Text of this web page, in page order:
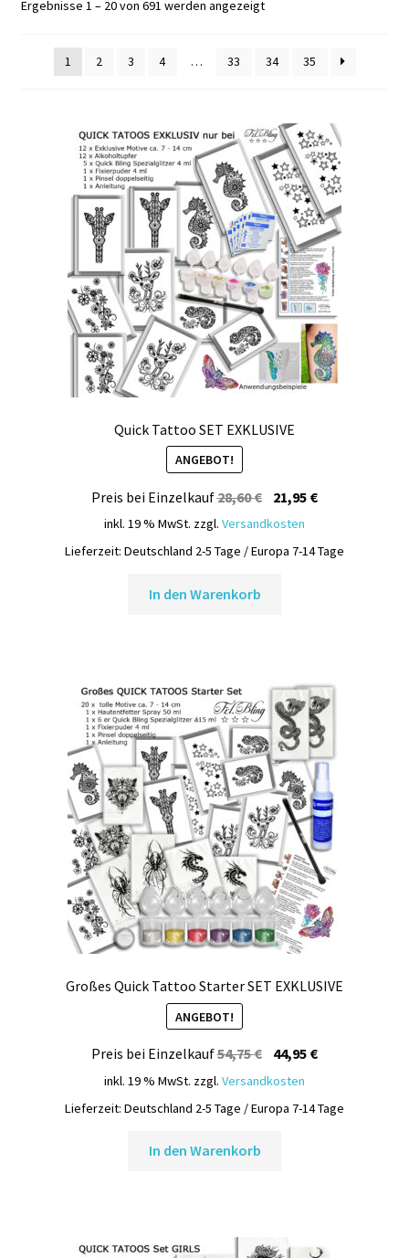
Ergebnisse 1 – 20 von 691 werden angezeigt
1 2 3 4 … 33 34 35
Quick Tattoo SET EXKLUSIVE
ANGEBOT!
Preis bei Einzelkauf28,60€ Ursprünglicher
Preis
28,60 €
21,95 €Aktueller
21,95 €.
inkl. 19 % MwSt. zzgl. Versandkosten
Lieferzeit: Deutschland 2-5 Tage / Europa 7-14 Tage
In den Warenkorb
Großes Quick Tattoo Starter SET EXKLUSIVE
ANGEBOT!
Preis bei Einzelkauf54,75€ Ursprünglicher
Preis
54,75 €
44,95 €Aktueller
44,95 €.
inkl. 19 % MwSt. zzgl. Versandkosten
Lieferzeit: Deutschland 2-5 Tage / Europa 7-14 Tage
In den Warenkorb